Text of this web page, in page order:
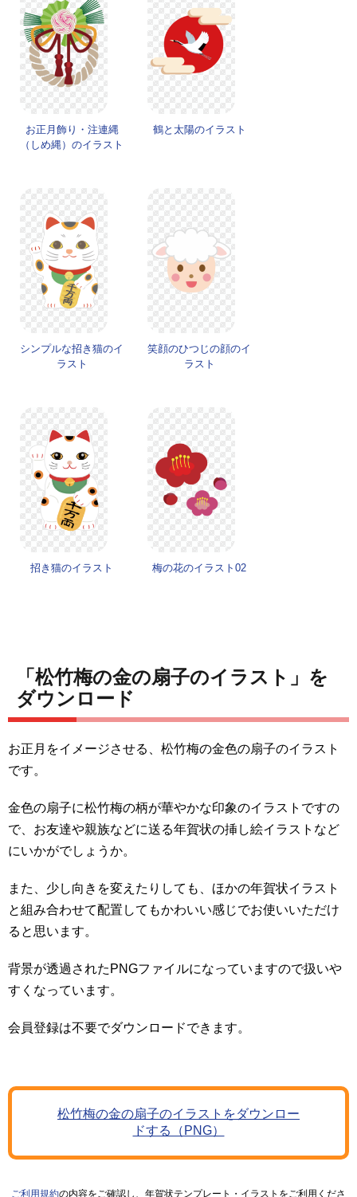
お正月飾り・注連縄
（しめ縄）のイラスト
鶴と太陽のイラスト
シンプルな招き猫のイ
ラスト
笑顔のひつじの顔のイ
ラスト
招き猫のイラスト 梅の花のイラスト02
「松竹梅の金の扇子のイラスト」を
ダウンロード
お正月をイメージさせる、松竹梅の金色の扇子のイラスト
です。
金色の扇子に松竹梅の柄が華やかな印象のイラストですの
で、お友達や親族などに送る年賀状の挿し絵イラストなど
にいかがでしょうか。
また、少し向きを変えたりしても、ほかの年賀状イラスト
と組み合わせて配置してもかわいい感じでお使いいただけ
ると思います。
背景が透過されたPNGファイルになっていますので扱いや
すくなっています。
会員登録は不要でダウンロードできます。
松竹梅の金の扇子のイラストをダウンロー
ドする（PNG）
ご利用規約の内容をご確認し、年賀状テンプレート・イラストをご利用くださ